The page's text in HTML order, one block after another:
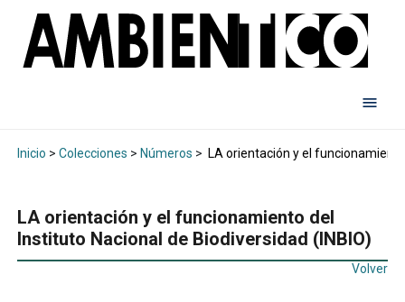
Inicio > Colecciones > Números > LA orientación y el
LA orientación y el funcionamiento del
Instituto Nacional de Biodiversidad (INBIO)
Volver